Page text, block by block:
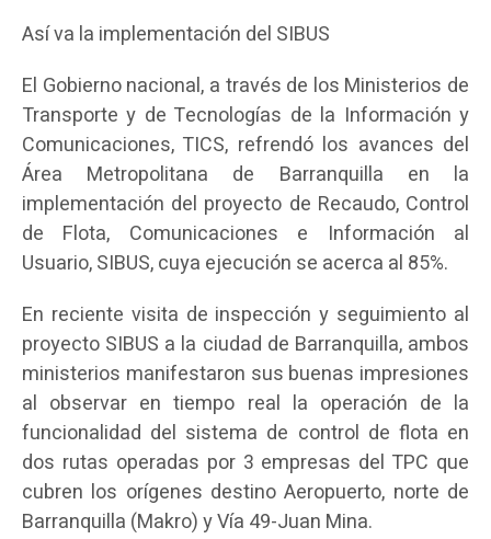
Así va la implementación del SIBUS
El Gobierno nacional, a través de los Ministerios de
Transporte y de Tecnologías de la Información y
Comunicaciones, TICS, refrendó los avances del
Área Metropolitana de Barranquilla en la
implementación del proyecto de Recaudo, Control
de Flota, Comunicaciones e Información al
Usuario, SIBUS, cuya ejecución se acerca al 85%.
En reciente visita de inspección y seguimiento al
proyecto SIBUS a la ciudad de Barranquilla, ambos
ministerios manifestaron sus buenas impresiones
al observar en tiempo real la operación de la
funcionalidad del sistema de control de flota en
dos rutas operadas por 3 empresas del TPC que
cubren los orígenes destino Aeropuerto, norte de
Barranquilla (Makro) y Vía 49-Juan Mina.